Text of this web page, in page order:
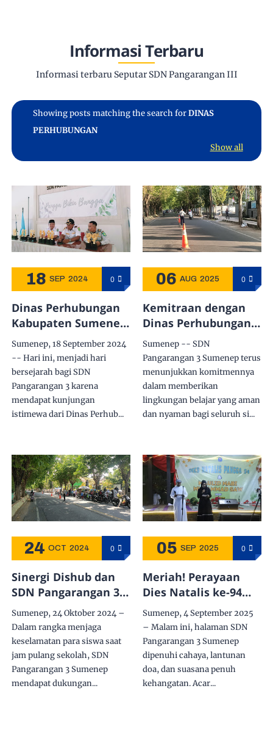
Informasi Terbaru
Informasi terbaru Seputar SDN Pangarangan III
Showing posts matching the search forDINAS
PERHUBUNGAN
Show all
18 SEP 2024 0
Dinas Perhubungan
Kabupaten Sumenep
Bersinergi dengan
SDN Pangarangan 3
untuk Pengamanan
Lalu Lintas Siswa
Sumenep, 18 September 2024
-- Hari ini, menjadi hari
bersejarah bagi SDN
Pangarangan 3 karena
mendapat kunjungan
istimewa dari Dinas Perhub...
06 AUG 2025 0
Kemitraan dengan
Dinas Perhubungan
Tingkatkan
Keamanan dan
Keselamatan Murid
SDN Pangarangan 3
Sumenep -- SDN
Pangarangan 3 Sumenep terus
menunjukkan komitmennya
dalam memberikan
lingkungan belajar yang aman
dan nyaman bagi seluruh si...
24 OCT 2024 0
Sinergi Dishub dan
SDN Pangarangan 3:
Petugas Setiap Hari
Atur Lalu Lintas
untuk Keselamatan
Siswa
Sumenep, 24 Oktober 2024 –
Dalam rangka menjaga
keselamatan para siswa saat
jam pulang sekolah, SDN
Pangarangan 3 Sumenep
mendapat dukungan...
05 SEP 2025 0
Meriah! Perayaan
Dies Natalis ke-94
SDN Pangarangan 3
& Maulid Nabi
Muhammad SAW
1447 H
Sumenep, 4 September 2025
– Malam ini, halaman SDN
Pangarangan 3 Sumenep
dipenuhi cahaya, lantunan
doa, dan suasana penuh
kehangatan. Acar...